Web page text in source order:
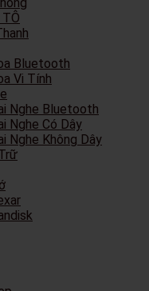
TÔ
Bluetooth
Vi Tính
Nghe Bluetooth
Nghe Có Dây
Nghe Không Dây